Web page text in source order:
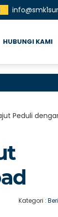
HUBUNGI KAMI
Peduli
Kategori :